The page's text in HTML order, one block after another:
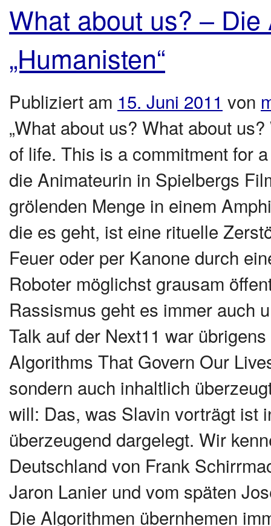
What about us? –
„Humanisten“
Publiziert am 15. Juni 2011 von
„What about us? What about
of life. This is a commitment for
die Animateurin in Spielbergs
grölenden Menge in einem
die es geht, ist eine rituelle
Feuer oder per Kanone durch
Roboter möglichst grausam
Rassismus geht es immer auch
Talk auf der Next11 war
Algorithms That Govern Our
sondern auch inhaltlich
will: Das, was Slavin vorträgt ist
überzeugend dargelegt. Wir
Deutschland von Frank
Jaron Lanier und vom späten
Die Algorithmen übernhemen